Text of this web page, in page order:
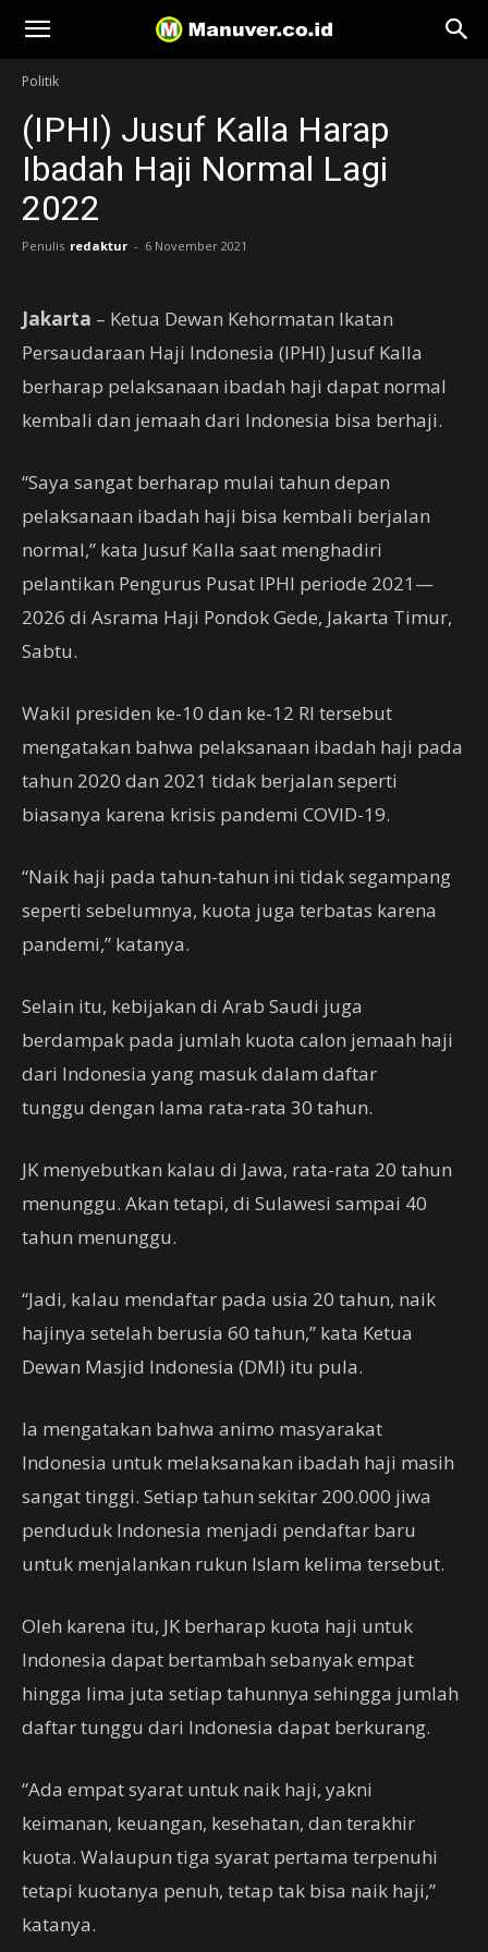
Manuver
Politik
(IPHI) Jusuf Kalla Harap
Ibadah Haji Normal Lagi
2022
Penulis redaktur - 6 November 2021
Jakarta – Ketua Dewan Kehormatan Ikatan
Persaudaraan Haji Indonesia (IPHI) Jusuf Kalla
berharap pelaksanaan ibadah haji dapat normal
kembali dan jemaah dari Indonesia bisa berhaji.
“Saya sangat berharap mulai tahun depan
pelaksanaan ibadah haji bisa kembali berjalan
normal,” kata Jusuf Kalla saat menghadiri
pelantikan Pengurus Pusat IPHI periode 2021—
2026 di Asrama Haji Pondok Gede, Jakarta Timur,
Sabtu.
Wakil presiden ke-10 dan ke-12 RI tersebut
mengatakan bahwa pelaksanaan ibadah haji pada
tahun 2020 dan 2021 tidak berjalan seperti
biasanya karena krisis pandemi COVID-19.
“Naik haji pada tahun-tahun ini tidak segampang
seperti sebelumnya, kuota juga terbatas karena
pandemi,” katanya.
Selain itu, kebijakan di Arab Saudi juga
berdampak pada jumlah kuota calon jemaah haji
dari Indonesia yang masuk dalam daftar
tunggu dengan lama rata-rata 30 tahun.
JK menyebutkan kalau di Jawa, rata-rata 20 tahun
menunggu. Akan tetapi, di Sulawesi sampai 40
tahun menunggu.
“Jadi, kalau mendaftar pada usia 20 tahun, naik
hajinya setelah berusia 60 tahun,” kata Ketua
Dewan Masjid Indonesia (DMI) itu pula.
Ia mengatakan bahwa animo masyarakat
Indonesia untuk melaksanakan ibadah haji masih
sangat tinggi. Setiap tahun sekitar 200.000 jiwa
penduduk Indonesia menjadi pendaftar baru
untuk menjalankan rukun Islam kelima tersebut.
Oleh karena itu, JK berharap kuota haji untuk
Indonesia dapat bertambah sebanyak empat
hingga lima juta setiap tahunnya sehingga jumlah
daftar tunggu dari Indonesia dapat berkurang.
“Ada empat syarat untuk naik haji, yakni
keimanan, keuangan, kesehatan, dan terakhir
kuota. Walaupun tiga syarat pertama terpenuhi
tetapi kuotanya penuh, tetap tak bisa naik haji,”
katanya.